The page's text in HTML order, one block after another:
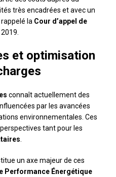
très encadrées et avec un
la Cour d’appel de
et optimisation
connaît actuellement des
par les avancées
environnementales. Ces
tant pour les
un axe majeur de ces
Performance Énergétique